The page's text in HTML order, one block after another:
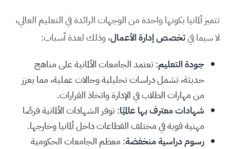
تتميز ألمانيا بكونها واحدة من الوجهات الرائدة في التعليم العالي،
لا سيما فيتخصص إدارة الأعمال، وذلك لعدة أسباب:
جودة التعليم: تعتمد الجامعات الألمانية على مناهج
حديثة، تشمل دراسات تحليلية وحالات عملية، مما يعزز
من مهارات الطلاب في الإدارة واتخاذ القرارات.
شهادات معترف بها عالميًا: توفر الشهادات الألمانية فرصًا
مهنية قوية في مختلف القطاعات داخل ألمانيا وخارجها.
رسوم دراسية منخفضة: معظم الجامعات الحكومية